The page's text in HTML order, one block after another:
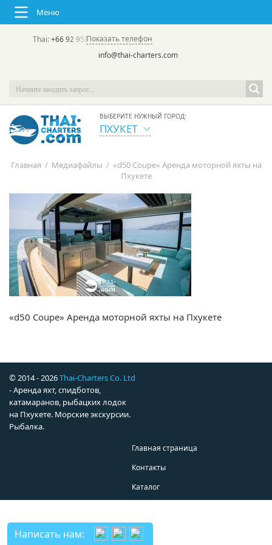
Меню
Thai:+66 92 958 8644(rus/eng) | в России:
Показать телефон
info@thai-charters.com
ВЫБЕРИТЕ НУЖНЫЙ ГОРОД:
ПХУКЕТ
Главная / Медиафайлы / «d50 Coupe» Аренда моторной яхты на
Пхукете
«d50 Coupe» Аренда моторной яхты на Пхукете
© 2014 - 2026Thai-Charters Co. Ltd
- Аренда яхт, спидботов,
катамаранов, рыбацких лодок
на Пхукете. Морские экскурсии.
Рыбалка.
Главная страница
Контакты
Каталог
Написать нам: